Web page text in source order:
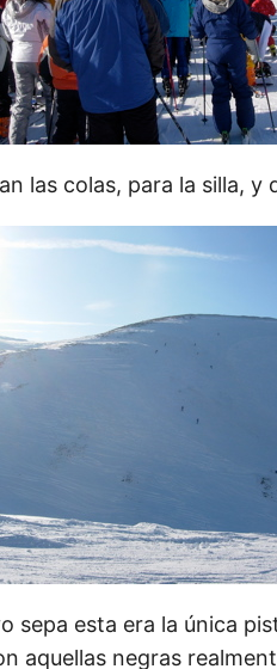
las colas, para la silla, y
sepa esta era la única
aquellas negras